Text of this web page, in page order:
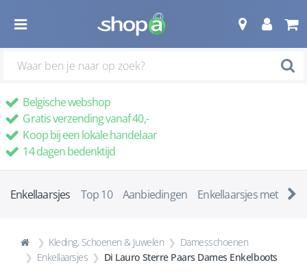
Belgische webshop
Gratis verzending vanaf 40,-
Koop bij een lokale handelaar
14 dagen bedenktijd
Enkellaarsjes Top 10 Aanbiedingen Enkellaarsjes met ha
Kleding, Schoenen & Juwelen
Damesschoenen
Enkellaarsjes
Di Lauro Sterre Paars Dames Enkelboots